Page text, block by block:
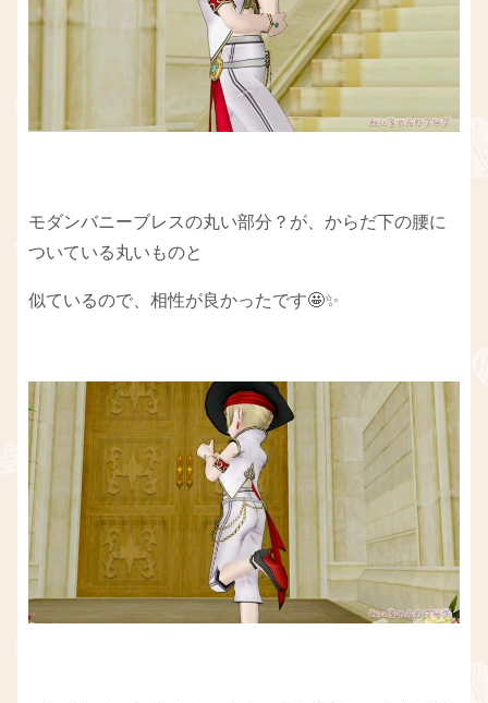
モダンバニーブレスの丸い部分？が、からだ下の腰に
ついている丸いものと
似ているので、相性が良かったです🤩✨